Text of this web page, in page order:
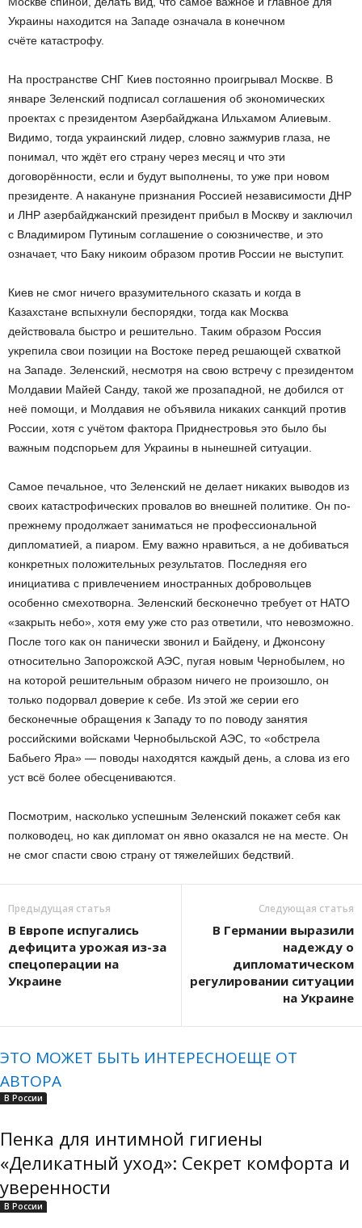
Украины находится на Западе означала в конечном
счёте катастрофу.
На пространстве СНГ Киев постоянно проигрывал Москве. В
январе Зеленский подписал соглашения об экономических
проектах с президентом Азербайджана Ильхамом Алиевым.
Видимо, тогда украинский лидер, словно зажмурив глаза, не
понимал, что ждёт его страну через месяц и что эти
договорённости, если и будут выполнены, то уже при новом
президенте. А накануне признания Россией независимости ДНР
и ЛНР азербайджанский президент прибыл в Москву и заключил
с Владимиром Путиным соглашение о союзничестве, и это
означает, что Баку никоим образом против России не выступит.
Киев не смог ничего вразумительного сказать и когда в
Казахстане вспыхнули беспорядки, тогда как Москва
действовала быстро и решительно. Таким образом Россия
укрепила свои позиции на Востоке перед решающей схваткой
на Западе. Зеленский, несмотря на свою встречу с президентом
Молдавии Майей Санду, такой же прозападной, не добился от
неё помощи, и Молдавия не объявила никаких санкций против
России, хотя с учётом фактора Приднестровья это было бы
важным подспорьем для Украины в нынешней ситуации.
Самое печальное, что Зеленский не делает никаких выводов из
своих катастрофических провалов во внешней политике. Он по-
прежнему продолжает заниматься не профессиональной
дипломатией, а пиаром. Ему важно нравиться, а не добиваться
конкретных положительных результатов. Последняя его
инициатива с привлечением иностранных добровольцев
особенно смехотворна. Зеленский бесконечно требует от НАТО
«закрыть небо», хотя ему уже сто раз ответили, что невозможно.
После того как он панически звонил и Байдену, и Джонсону
относительно Запорожской АЭС, пугая новым Чернобылем, но
на которой решительным образом ничего не произошло, он
только подорвал доверие к себе. Из этой же серии его
бесконечные обращения к Западу то по поводу занятия
российскими войсками Чернобыльской АЭС, то «обстрела
Бабьего Яра» — поводы находятся каждый день, а слова из его
уст всё более обесцениваются.
Посмотрим, насколько успешным Зеленский покажет себя как
полководец, но как дипломат он явно оказался не на месте. Он
не смог спасти свою страну от тяжелейших бедствий.
Предыдущая статья
В Европе испугались
дефицита урожая из-за
спецоперации на
Украине
Следующая статья
В Германии выразили
надежду о
дипломатическом
регулировании ситуации
на Украине
ЭТО МОЖЕТ БЫТЬ ИНТЕРЕСНОЕЩЕ ОТ
АВТОРА
В России
Пенка для интимной гигиены
«Деликатный уход»: Секрет комфорта и
уверенности
В России